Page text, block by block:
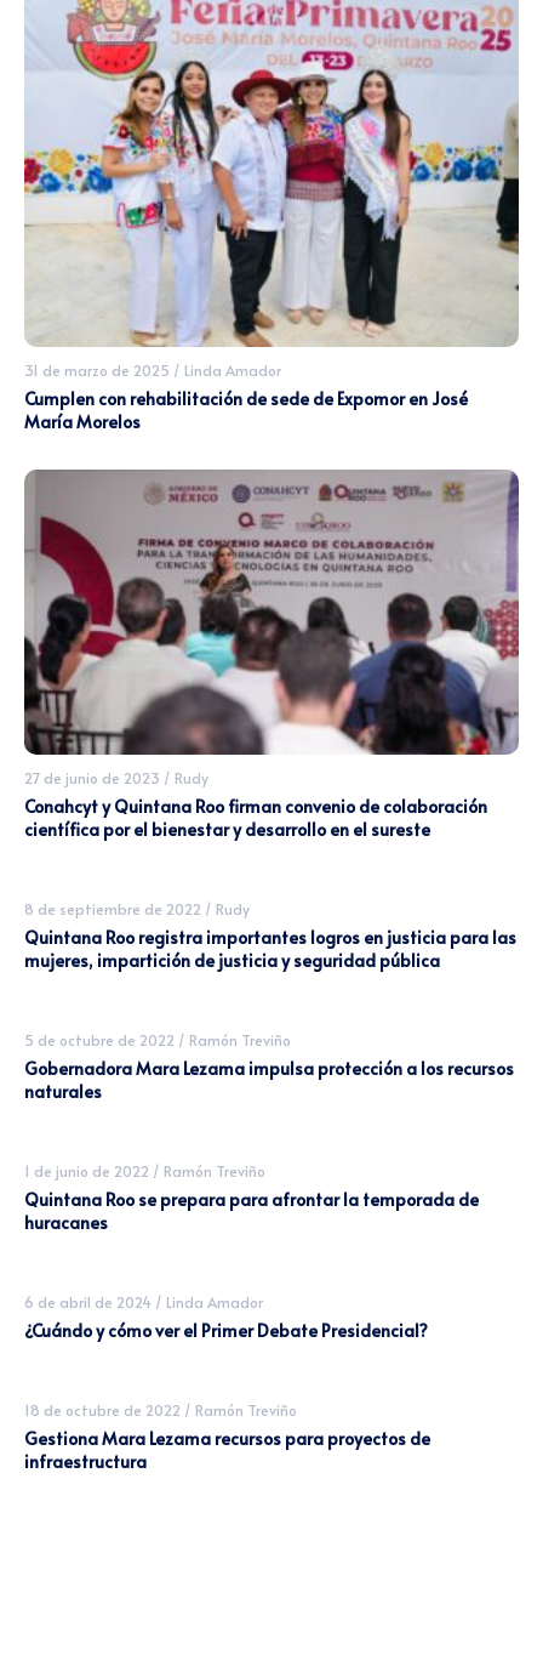
31 de marzo de 2025 / Linda Amador
Cumplen con rehabilitación de sede de Expomor en José
María Morelos
27 de junio de 2023 / Rudy
Conahcyt y Quintana Roo firman convenio de colaboración
científica por el bienestar y desarrollo en el sureste
8 de septiembre de 2022 / Rudy
Quintana Roo registra importantes logros en justicia para las
mujeres, impartición de justicia y seguridad pública
5 de octubre de 2022 / Ramón Treviño
Gobernadora Mara Lezama impulsa protección a los recursos
naturales
1 de junio de 2022 / Ramón Treviño
Quintana Roo se prepara para afrontar la temporada de
huracanes
6 de abril de 2024 / Linda Amador
¿Cuándo y cómo ver el Primer Debate Presidencial?
18 de octubre de 2022 / Ramón Treviño
Gestiona Mara Lezama recursos para proyectos de
infraestructura